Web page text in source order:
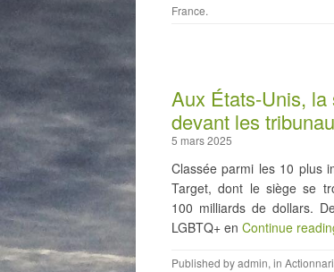
France.
Aux États-Unis, la
devant les
5 mars 2025
Classée parmi les 10 plus
Target, dont le siège se
100 milliards de dollars.
LGBTQ+ en Continue
Published byadmin, in